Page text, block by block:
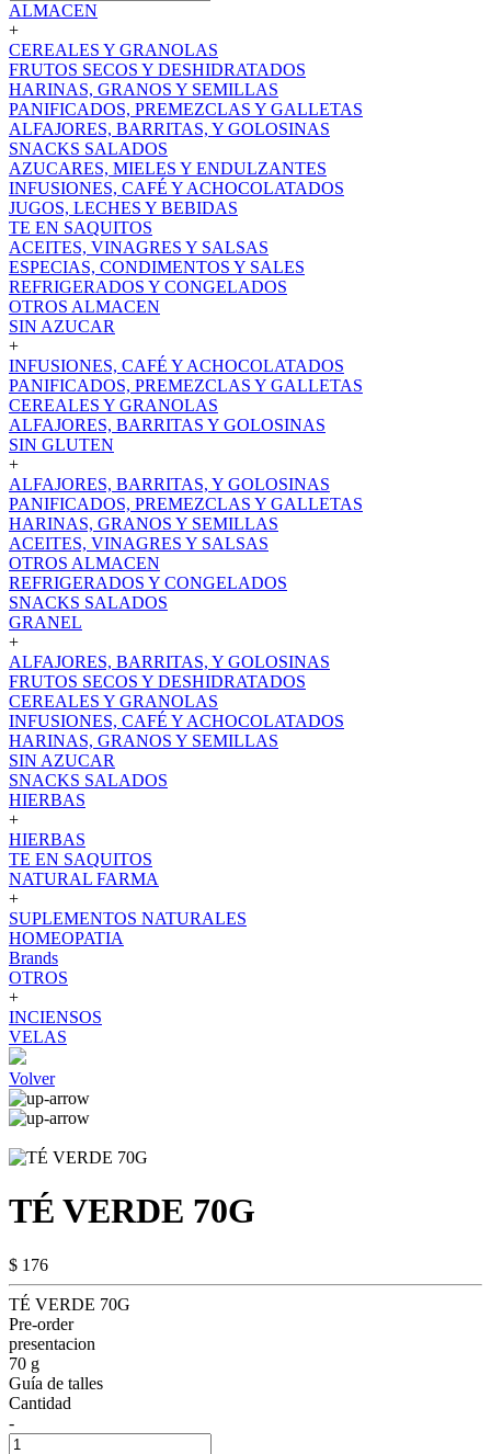
ALMACEN
+
CEREALES Y GRANOLAS
FRUTOS SECOS Y DESHIDRATADOS
HARINAS, GRANOS Y SEMILLAS
PANIFICADOS, PREMEZCLAS Y GALLETAS
ALFAJORES, BARRITAS, Y GOLOSINAS
SNACKS SALADOS
AZUCARES, MIELES Y ENDULZANTES
INFUSIONES, CAFÉ Y ACHOCOLATADOS
JUGOS, LECHES Y BEBIDAS
TE EN SAQUITOS
ACEITES, VINAGRES Y SALSAS
ESPECIAS, CONDIMENTOS Y SALES
REFRIGERADOS Y CONGELADOS
OTROS ALMACEN
SIN AZUCAR
+
INFUSIONES, CAFÉ Y ACHOCOLATADOS
PANIFICADOS, PREMEZCLAS Y GALLETAS
CEREALES Y GRANOLAS
ALFAJORES, BARRITAS Y GOLOSINAS
SIN GLUTEN
+
ALFAJORES, BARRITAS, Y GOLOSINAS
PANIFICADOS, PREMEZCLAS Y GALLETAS
HARINAS, GRANOS Y SEMILLAS
ACEITES, VINAGRES Y SALSAS
OTROS ALMACEN
REFRIGERADOS Y CONGELADOS
SNACKS SALADOS
GRANEL
+
ALFAJORES, BARRITAS, Y GOLOSINAS
FRUTOS SECOS Y DESHIDRATADOS
CEREALES Y GRANOLAS
INFUSIONES, CAFÉ Y ACHOCOLATADOS
HARINAS, GRANOS Y SEMILLAS
SIN AZUCAR
SNACKS SALADOS
HIERBAS
+
HIERBAS
TE EN SAQUITOS
NATURAL FARMA
+
SUPLEMENTOS NATURALES
HOMEOPATIA
Brands
OTROS
+
INCIENSOS
VELAS
Volver
TÉ VERDE 70G
$ 176
TÉ VERDE 70G
Pre-order
presentacion
70 g
Guía de talles
Cantidad
-